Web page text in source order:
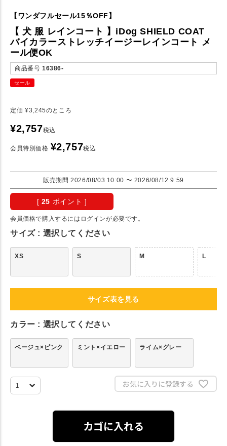
【ワンダフルセール15％OFF】
【 犬 服 レインコート 】iDog SHIELD COAT
バイカラーストレッチイージーレインコート メ
ール便OK
商品番号 16386-
セール
定価 ¥3,245のところ
¥2,757税込
会員特別価格 ¥2,757税込
販売期間 2026/08/03 10:00 〜 2026/08/12 9:59
[ 25 ポイント ]
会員価格で購入するにはログインが必要です。
サイズ 選択してください
XS S M L
サイズ表を見る
カラー 選択してください
ベージュ×ピンク ミント×イエロー ライム×グレー
お気に入りに登録する
カゴに入れる